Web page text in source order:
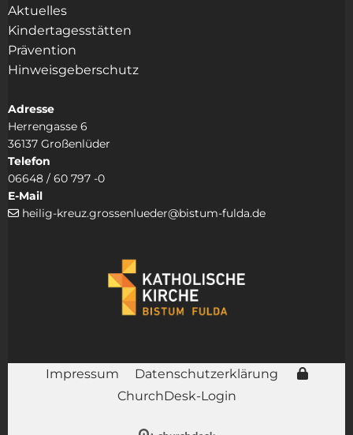
Aktuelles
Kindertagesstätten
Prävention
Hinweisgeberschutz
Adresse
Herrengasse 6
36137 Großenlüder
Telefon
06648 / 60 797 -0
E-Mail
 heilig-kreuz.grossenlueder@bistum-fulda.de
Impressum
Datenschutzerklärung
ChurchDesk-Login